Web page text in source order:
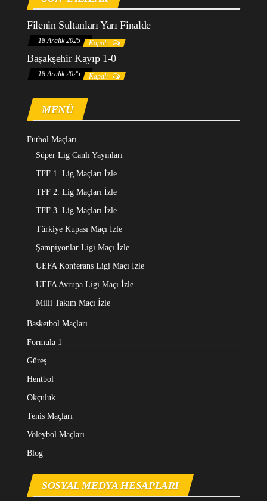
Filenin Sultanları Yarı Finalde
18 Aralık 2025 Kapalı
Başakşehir Kayıp 1-0
18 Aralık 2025 Kapalı
MENÜ
Futbol Maçları
Süper Lig Canlı Yayınları
TFF 1. Lig Maçları İzle
TFF 2. Lig Maçları İzle
TFF 3. Lig Maçları İzle
Türkiye Kupası Maçı İzle
Şampiyonlar Ligi Maçı İzle
UEFA Konferans Ligi Maçı İzle
UEFA Avrupa Ligi Maçı İzle
Milli Takım Maçı İzle
Basketbol Maçları
Formula 1
Güreş
Hentbol
Okçuluk
Tenis Maçları
Voleybol Maçları
Blog
SOSYAL MEDYA HESAPLARI